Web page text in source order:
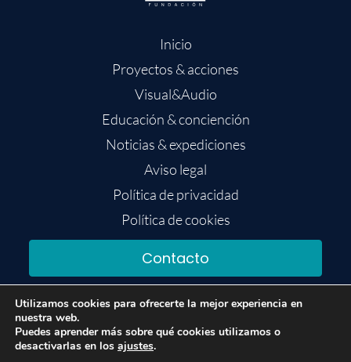
Inicio
Proyectos & acciones
Visual&Audio
Educación & conciención
Noticias & expediciones
Aviso legal
Política de privacidad
Política de cookies
Contacto
Utilizamos cookies para ofrecerte la mejor experiencia en
nuestra web.
Puedes aprender más sobre qué cookies utilizamos o
desactivarlas en los ajustes.